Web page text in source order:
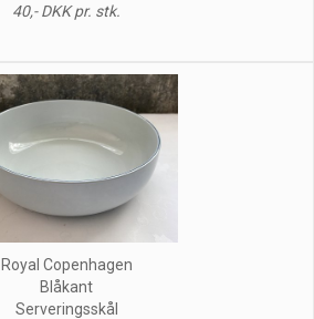
40,- DKK pr. stk.
Royal Copenhagen
Blåkant
Serveringsskål